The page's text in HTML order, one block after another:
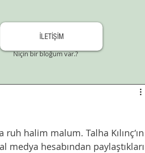
İLETİŞİM
Niçin bir bloğum var.?
medya hesabından paylaştıkları